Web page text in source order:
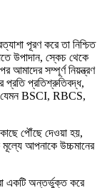
পূরণ করে তা নিশ্চিত
উপাদান, স্কেচ থেকে
আমাদের সম্পূর্ণ নিয়ন্ত্রণ
প্রতি প্রতিশ্রুতিবদ্ধ,
যেমন BSCI, RBCS,
পৌঁছে দেওয়া হয়,
আপনাকে উচ্চমানের
একটি অন্তর্ভুক্ত করে